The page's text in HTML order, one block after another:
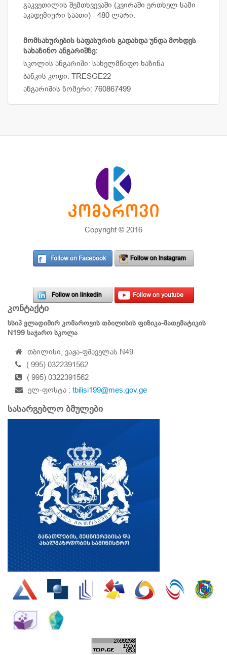
გაკვეთილის შემთხვევაში (კვირაში ერთხელ სამი
აკადემიური საათი) - 480 ლარი.
მომსახურების საფასურის გადახდა უნდა მოხდეს
სახაზინო ანგარიშზე:
სკოლის ანგარიში: სახელმწიფო ხაზინა
ბანკის კოდი: TRESGE22
ანგარიშის ნომერი: 760867499
Copyright © 2016
Follow on Facebook Follow on Instagram
Follow on linkedin Follow on youtube
კონტაქტი
სსიპ ვლადიმირ კომაროვის თბილისის ფიზიკა-მათემატიკის
N199 საჯარო სკოლა
თბილისი, ვაჟა-ფშაველას N49
( 995) 0322391562
( 995) 0322391562
ელ-ფოსტა : tbilisi199@mes.gov.ge
სასარგებლო ბმულები